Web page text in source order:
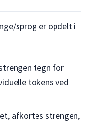
sprog er opdelt i
tegn for
tokens ved
afkortes strengen,